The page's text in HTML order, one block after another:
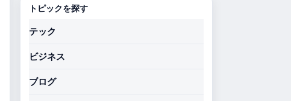
トピックを探す
テック
ビジネス
ブログ